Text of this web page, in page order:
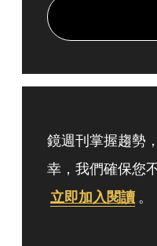
鏡週刊掌握趨勢
幸，我們確保您
立即加入閱讀 。